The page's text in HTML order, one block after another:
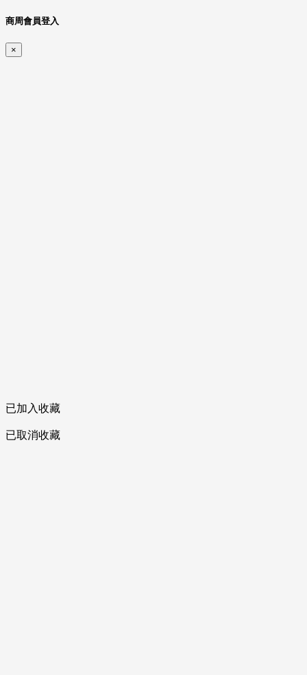
商周會員登入
×
已加入收藏
已取消收藏